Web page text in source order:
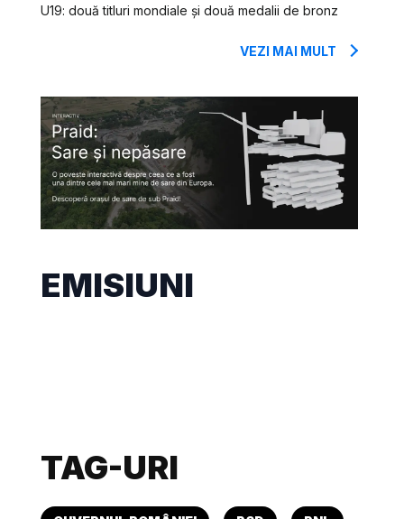
U19: două titluri mondiale și două medalii de bronz
VEZI MAI MULT
EMISIUNI
TAG-URI